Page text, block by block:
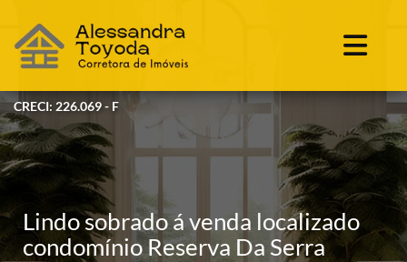
CRECI: 226.069 - F
Lindo sobrado á venda localizado
condomínio Reserva Da Serra